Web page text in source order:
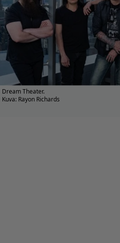
Dream Theater.
Kuva: Rayon Richards